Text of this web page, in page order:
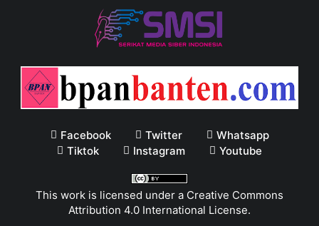
Facebook Twitter
Whatsapp
Tiktok
Instagram Youtube
This work is licensed under a Creative Commons
Attribution 4.0 International License.